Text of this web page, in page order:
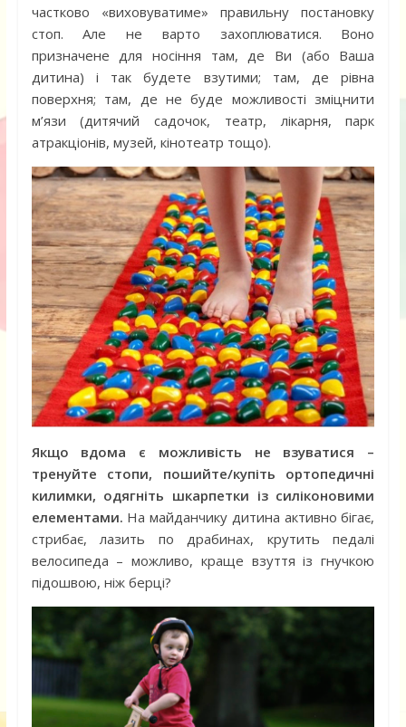
частково «виховуватиме» правильну постановку
стоп. Але не варто захоплюватися. Воно
призначене для носіння там, де Ви (або Ваша
дитина) і так будете взутими; там, де рівна
поверхня; там, де не буде можливості зміцнити
м’язи (дитячий садочок, театр, лікарня, парк
атракціонів, музей, кінотеатр тощо).
Якщо вдома є можливість не взуватися –
тренуйте стопи, пошийте/купіть ортопедичні
килимки, одягніть шкарпетки із силіконовими
елементами. На майданчику дитина активно бігає,
стрибає, лазить по драбинах, крутить педалі
велосипеда – можливо, краще взуття із гнучкою
підошвою, ніж берці?